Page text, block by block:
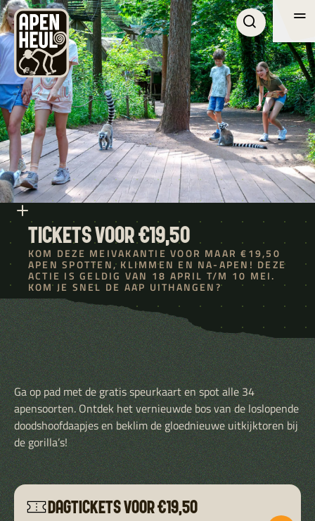
BEZOEK
ONTDEK APENHEUL
OVER APENHEUL
ZAKELIJK
NL
TICKETS VOOR €19,50
KOM DEZE MEIVAKANTIE VOOR MAAR €19,50
APEN SPOTTEN, KLIMMEN EN NA-APEN! DEZE
ACTIE IS GELDIG VAN 18 APRIL T/M 10 MEI.
KOM JE SNEL DE AAP UITHANGEN?
Ga op pad met de gratis speurkaart en spot alle 34
apensoorten. Ontdek het vernieuwde bos van de loslopende
doodshoofdaapjes en beklim de gloednieuwe uitkijktoren bij
de gorilla’s!
DAGTICKETS VOOR €19,50